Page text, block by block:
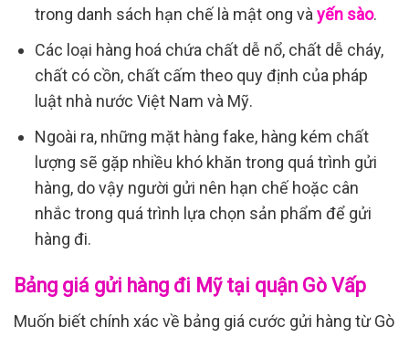
trong danh sách hạn chế là mật ong vàyến sào.
Các loại hàng hoá chứa chất dễ nổ, chất dễ cháy,
chất có cồn, chất cấm theo quy định của pháp
luật nhà nước Việt Nam và Mỹ.
Ngoài ra, những mặt hàng fake, hàng kém chất
lượng sẽ gặp nhiều khó khăn trong quá trình gửi
hàng, do vậy người gửi nên hạn chế hoặc cân
nhắc trong quá trình lựa chọn sản phẩm để gửi
hàng đi.
Bảng giá gửi hàng đi Mỹ tại quận Gò Vấp
Muốn biết chính xác về bảng giá cước gửi hàng từ Gò